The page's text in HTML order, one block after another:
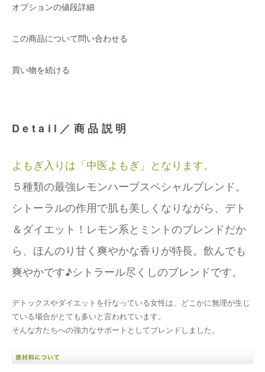
オプションの値段詳細
この商品について問い合わせる
買い物を続ける
Detail／商品説明
よもぎ入りは「中医よもぎ」となります。
５種類の最強レモンハーブスペシャルブレンド。
シトーラルの作用で肌も美しくなりながら、デト
＆ダイエット！レモン系とミントのブレンドだか
ら、ほんのり甘く爽やかな香りが特長。飲んでも
爽やかです♪シトラール尽くしのブレンドです。
デトックスやダイエットを行なっている女性は、どこかに無理が生じ
ている場合がとても多いと言われています。
そんな方たちへの強力なサポートとしてブレンドしました。